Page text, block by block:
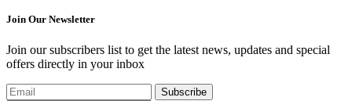
Join Our Newsletter
Join our subscribers list to get the latest news, updates and special
offers directly in your inbox
Subscribe